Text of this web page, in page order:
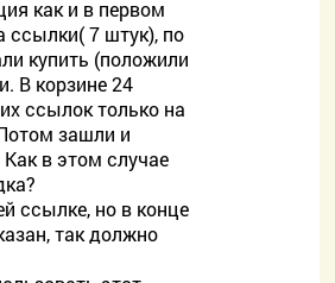
как и в первом
ссылки( 7 штук), по
купить (положили
В корзине 24
ссылок только на
зашли и
в этом случае
ссылке, но в конце
так должно